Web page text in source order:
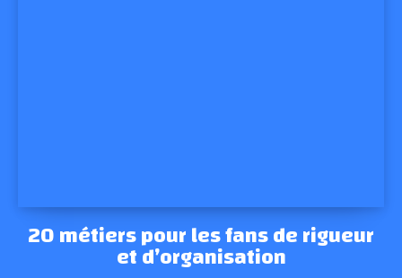
20 métiers pour les fans de rigueur
et d’organisation